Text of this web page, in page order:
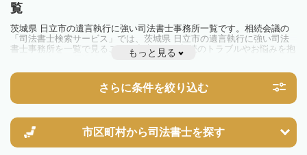
覧
茨城県 日立市の遺言執行に強い司法書士事務所一覧です。相続会議の
「司法書士検索サービス」では、茨城県 日立市の遺言執行に強い司法
書士事務所を一覧で見ることが出来ます。相続のトラブルやお悩みを抱
えている方は一度近隣の司法書士に相談してみましょう。
もっと見る
さらに条件を絞り込む
市区町村から司法書士を探す